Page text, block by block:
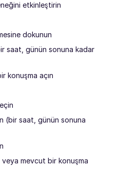
etkinleştirin
dokunun
saat, günün sonuna kadar
konuşma açın
(bir saat, günün sonuna
veya mevcut bir konuşma